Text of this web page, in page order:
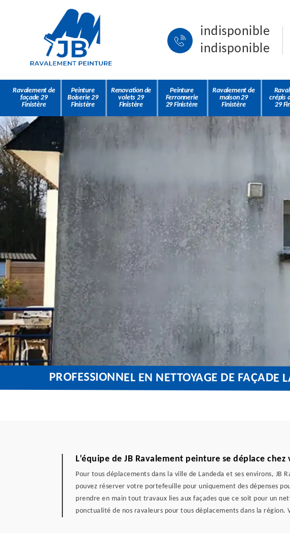
indisponible
indisponible
Ravalement de
façade 29
Finistère
Peinture
Boiserie 29
Finistère
Renovation de
volets 29
Finistère
Peinture
Ferronnerie
29 Finistère
Ravalement de
maison 29
Finistère
crépis
29
PROFESSIONNEL EN NETTOYAGE DE FAÇADE
L’équipe de JB Ravalement peinture se déplace
Pour tous déplacements dans la ville de Landeda et ses environs,
pouvez réserver votre portefeuille pour uniquement des dépenses
prendre en main tout travaux lies aux façades que ce soit pour un
ponctualité de nos ravaleurs pour tous déplacements dans la